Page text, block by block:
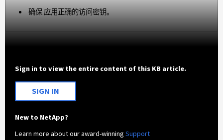
确保 应用正确的访问密钥。
Sign in to view the entire content of this KB article.
SIGN IN
New to NetApp?
Learn more about our award-winningSupport